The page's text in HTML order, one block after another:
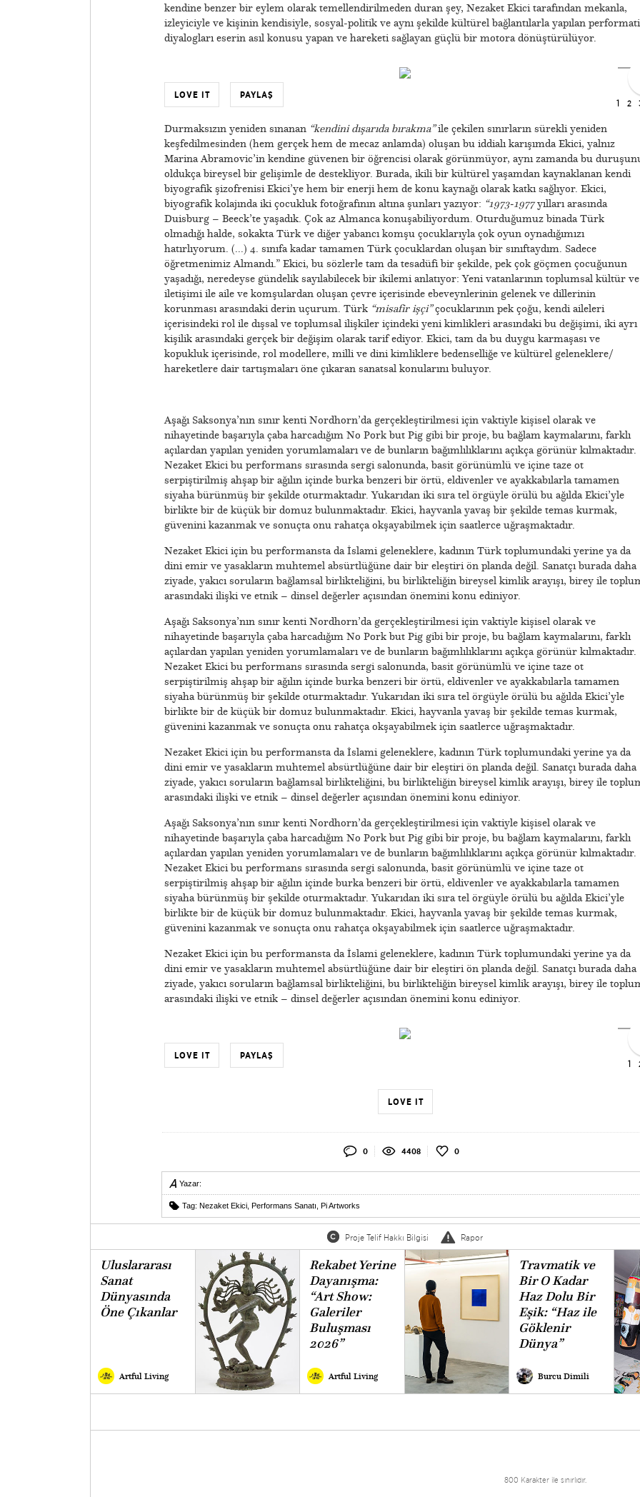
kendine benzer bir eylem olarak temellendirilmeden duran şey, Nezaket Ekici tarafından mekanla,
izleyiciyle ve kişinin kendisiyle, sosyal-politik ve aynı şekilde kültürel bağlantılarla yapılan
diyalogları eserin asıl konusu yapan ve hareketi sağlayan güçlü bir motora dönüştürülüyor.
1 2
LOVE IT PAYLAŞ
Durmaksızın yeniden sınanan “kendini dışarıda bırakma”ile çekilen sınırların sürekli yeniden
keşfedilmesinden (hem gerçek hem de mecaz anlamda) oluşan bu iddialı karışımda Ekici, yalnız
Marina Abramovic’in kendine güvenen bir öğrencisi olarak görünmüyor, aynı zamanda bu
oldukça bireysel bir gelişimle de destekliyor. Burada, ikili bir kültürel yaşamdan kaynaklanan kendi
biyografik şizofrenisi Ekici’ye hem bir enerji hem de konu kaynağı olarak katkı sağlıyor. Ekici,
biyografik kolajında iki çocukluk fotoğrafının altına şunları yazıyor: “1973-1977yılları arasında
Duisburg – Beeck’te yaşadık. Çok az Almanca konuşabiliyordum. Oturduğumuz binada Türk
olmadığı halde, sokakta Türk ve diğer yabancı komşu çocuklarıyla çok oyun oynadığımızı
hatırlıyorum. (...) 4. sınıfa kadar tamamen Türk çocuklardan oluşan bir sınıftaydım. Sadece
öğretmenimiz Almandı.” Ekici, bu sözlerle tam da tesadüfi bir şekilde, pek çok göçmen çocuğunun
yaşadığı, neredeyse gündelik sayılabilecek bir ikilemi anlatıyor: Yeni vatanlarının toplumsal kültür ve
iletişimi ile aile ve komşulardan oluşan çevre içerisinde ebeveynlerinin gelenek ve dillerinin
korunması arasındaki derin uçurum. Türk “misafir işçi”çocuklarının pek çoğu, kendi aileleri
içerisindeki rol ile dışsal ve toplumsal ilişkiler içindeki yeni kimlikleri arasındaki bu değişimi, iki ayrı
kişilik arasındaki gerçek bir değişim olarak tarif ediyor. Ekici, tam da bu duygu karmaşası ve
kopukluk içerisinde, rol modellere, milli ve dini kimliklere bedenselliğe ve kültürel geleneklere/
hareketlere dair tartışmaları öne çıkaran sanatsal konularını buluyor.
Aşağı Saksonya’nın sınır kenti Nordhorn’da gerçekleştirilmesi için vaktiyle kişisel olarak ve
nihayetinde başarıyla çaba harcadığım No Pork but Pig gibi bir proje, bu bağlam kaymalarını, farklı
açılardan yapılan yeniden yorumlamaları ve de bunların bağımlılıklarını açıkça görünür kılmaktadır.
Nezaket Ekici bu performans sırasında sergi salonunda, basit görünümlü ve içine taze ot
serpiştirilmiş ahşap bir ağılın içinde burka benzeri bir örtü, eldivenler ve ayakkabılarla tamamen
siyaha bürünmüş bir şekilde oturmaktadır. Yukarıdan iki sıra tel örgüyle örülü bu ağılda Ekici’yle
birlikte bir de küçük bir domuz bulunmaktadır. Ekici, hayvanla yavaş bir şekilde temas kurmak,
güvenini kazanmak ve sonuçta onu rahatça okşayabilmek için saatlerce uğraşmaktadır.
Nezaket Ekici için bu performansta da İslami geleneklere, kadının Türk toplumundaki yerine ya da
dini emir ve yasakların muhtemel absürtlüğüne dair bir eleştiri ön planda değil. Sanatçı burada daha
ziyade, yakıcı soruların bağlamsal birlikteliğini, bu birlikteliğin bireysel kimlik arayışı, birey ile
arasındaki ilişki ve etnik – dinsel değerler açısından önemini konu ediniyor.
Aşağı Saksonya’nın sınır kenti Nordhorn’da gerçekleştirilmesi için vaktiyle kişisel olarak ve
nihayetinde başarıyla çaba harcadığım No Pork but Pig gibi bir proje, bu bağlam kaymalarını, farklı
açılardan yapılan yeniden yorumlamaları ve de bunların bağımlılıklarını açıkça görünür kılmaktadır.
Nezaket Ekici bu performans sırasında sergi salonunda, basit görünümlü ve içine taze ot
serpiştirilmiş ahşap bir ağılın içinde burka benzeri bir örtü, eldivenler ve ayakkabılarla tamamen
siyaha bürünmüş bir şekilde oturmaktadır. Yukarıdan iki sıra tel örgüyle örülü bu ağılda Ekici’yle
birlikte bir de küçük bir domuz bulunmaktadır. Ekici, hayvanla yavaş bir şekilde temas kurmak,
güvenini kazanmak ve sonuçta onu rahatça okşayabilmek için saatlerce uğraşmaktadır.
Nezaket Ekici için bu performansta da İslami geleneklere, kadının Türk toplumundaki yerine ya da
dini emir ve yasakların muhtemel absürtlüğüne dair bir eleştiri ön planda değil. Sanatçı burada daha
ziyade, yakıcı soruların bağlamsal birlikteliğini, bu birlikteliğin bireysel kimlik arayışı, birey ile
arasındaki ilişki ve etnik – dinsel değerler açısından önemini konu ediniyor.
Aşağı Saksonya’nın sınır kenti Nordhorn’da gerçekleştirilmesi için vaktiyle kişisel olarak ve
nihayetinde başarıyla çaba harcadığım No Pork but Pig gibi bir proje, bu bağlam kaymalarını, farklı
açılardan yapılan yeniden yorumlamaları ve de bunların bağımlılıklarını açıkça görünür kılmaktadır.
Nezaket Ekici bu performans sırasında sergi salonunda, basit görünümlü ve içine taze ot
serpiştirilmiş ahşap bir ağılın içinde burka benzeri bir örtü, eldivenler ve ayakkabılarla tamamen
siyaha bürünmüş bir şekilde oturmaktadır. Yukarıdan iki sıra tel örgüyle örülü bu ağılda Ekici’yle
birlikte bir de küçük bir domuz bulunmaktadır. Ekici, hayvanla yavaş bir şekilde temas kurmak,
güvenini kazanmak ve sonuçta onu rahatça okşayabilmek için saatlerce uğraşmaktadır.
Nezaket Ekici için bu performansta da İslami geleneklere, kadının Türk toplumundaki yerine ya da
dini emir ve yasakların muhtemel absürtlüğüne dair bir eleştiri ön planda değil. Sanatçı burada daha
ziyade, yakıcı soruların bağlamsal birlikteliğini, bu birlikteliğin bireysel kimlik arayışı, birey ile
arasındaki ilişki ve etnik – dinsel değerler açısından önemini konu ediniyor.
1
LOVE IT PAYLAŞ
LOVE IT
0 4408 0
Yazar:
Tag: Nezaket Ekici Performans Sanatı Pi Artworks
Proje Telif Hakkı Bilgisi Rapor
Uluslararası
Sanat
Dünyasında
Öne Çıkanlar
Artful Living
Rekabet Yerine
Dayanışma:
“Art Show:
Galeriler
Buluşması
2026”
Artful Living
Travmatik ve
Bir O Kadar
Haz Dolu Bir
Eşik: “Haz ile
Göklenir
Dünya”
Burcu Dimili
800 Karakter ile sınırlıdır.